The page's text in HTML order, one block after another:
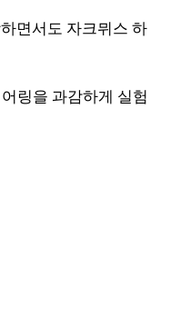
면서도 자크뮈스 하
링을 과감하게 실험